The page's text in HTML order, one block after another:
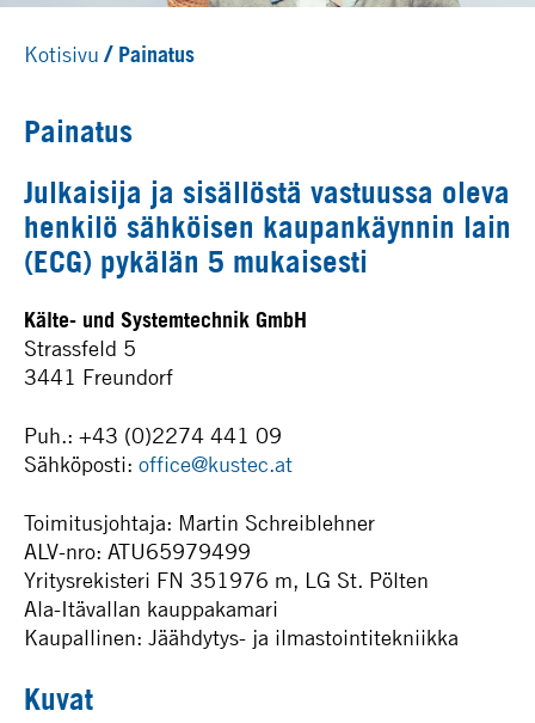
Kotisivu Painatus
Painatus
Julkaisija ja sisällöstä vastuussa oleva
henkilö sähköisen kaupankäynnin lain
(ECG) pykälän 5 mukaisesti
Kälte- und Systemtechnik GmbH
Strassfeld 5
3441 Freundorf
Puh.: +43 (0)2274 441 09
Sähköposti: office@kustec.at
Toimitusjohtaja: Martin Schreiblehner
ALV-nro: ATU65979499
Yritysrekisteri FN 351976 m, LG St. Pölten
Ala-Itävallan kauppakamari
Kaupallinen: Jäähdytys- ja ilmastointitekniikka
Kuvat